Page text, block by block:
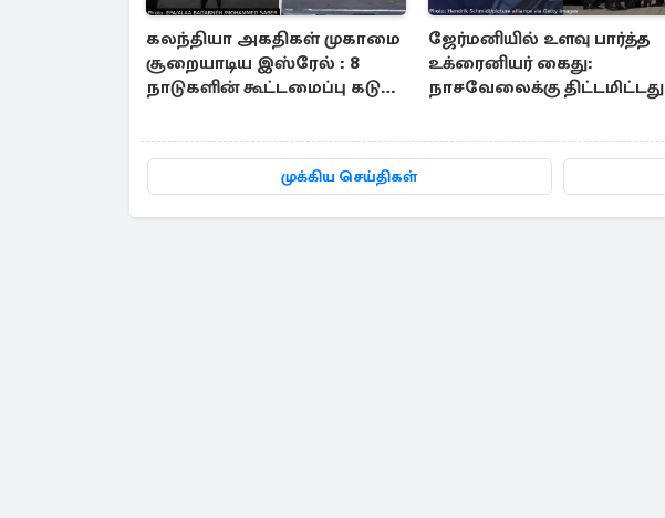
கலந்தியா அகதிகள் முகாமை
சூறையாடிய இஸ்ரேல் : 8
நாடுகளின் கூட்டமைப்பு கடும்
ஜேர்மனியில் உளவு பார்த்த
உக்ரைனியர் கைது:
நாசவேலைக்கு திட்டமிட்டது
முக்கிய செய்திகள்